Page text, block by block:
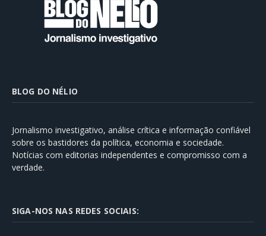
BLOG DO NÉLIO
Jornalismo investigativo, análise crítica e informação confiável
sobre os bastidores da política, economia e sociedade.
Notícias com editorias independentes e compromisso com a
verdade.
SIGA-NOS NAS REDES SOCIAIS: